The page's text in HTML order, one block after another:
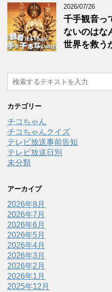
2026/07/26
千手観音っ
ないのはな
世界を救う
カテゴリー
チコちゃん
チコちゃんクイズ
テレビ放送事前告知
テレビ放送日別
未分類
アーカイブ
2026年8月
2026年7月
2026年6月
2026年5月
2026年4月
2026年3月
2026年2月
2026年1月
2025年12月